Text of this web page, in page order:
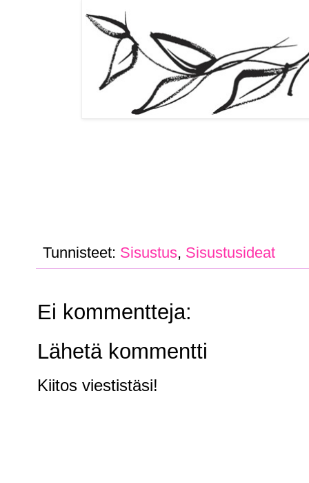
Tunnisteet: Sisustus, Sisustusideat
Ei kommentteja:
Lähetä kommentti
Kiitos viestistäsi!